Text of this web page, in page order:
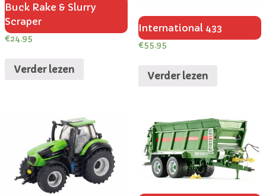
Buck Rake & Slurry
Scraper
€24.95
Verder lezen
International 433
€55.95
Verder lezen